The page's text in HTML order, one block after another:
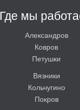
Где мы
Александров
Ковров
Петушки
Вязники
Кольчугино
Покров